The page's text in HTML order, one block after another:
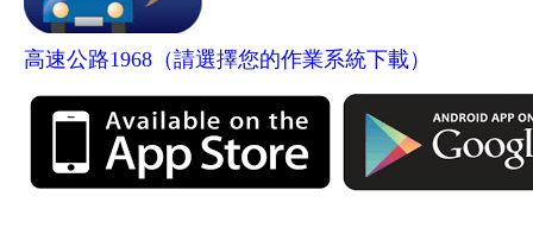
高速公路1968（請選擇您的作業系統下載）